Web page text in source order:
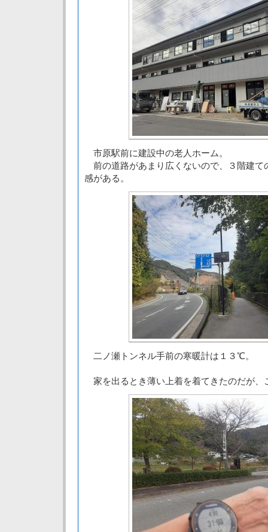
市原駅前に建設中の老人ホーム。
前の道路があまり広くないので、３階建て
感がある。
二ノ瀬トンネル手前の寒暖計は１３℃。
家を出るとき薄い上着を着てきたのだが、